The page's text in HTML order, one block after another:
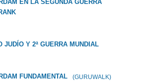
EN LA SEGUNDA GUERRA
JUDÍO Y 2ª GUERRA MUNDIAL
FUNDAMENTAL (GURUWALK)